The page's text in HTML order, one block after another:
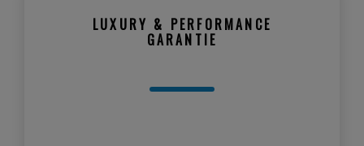
LUXURY & PERFORMANCE
GARANTIE